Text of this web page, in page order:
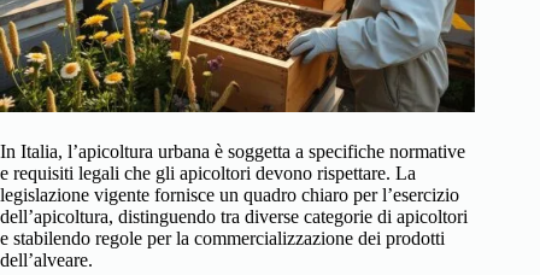
In Italia, l’apicoltura urbana è soggetta a specifiche normative
e requisiti legali che gli apicoltori devono rispettare. La
legislazione vigente fornisce un quadro chiaro per l’esercizio
dell’apicoltura, distinguendo tra diverse categorie di apicoltori
e stabilendo regole per la commercializzazione dei prodotti
dell’alveare.